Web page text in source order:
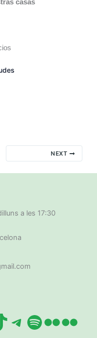
casas
NEXT
a les 17:30
Telegram
Spotify
Flickr